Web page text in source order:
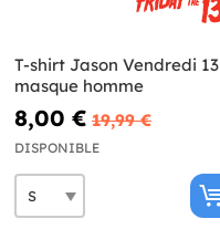
T-shirt Jason Vendredi 13
masque homme
8,00 € 19,99 €
DISPONIBLE